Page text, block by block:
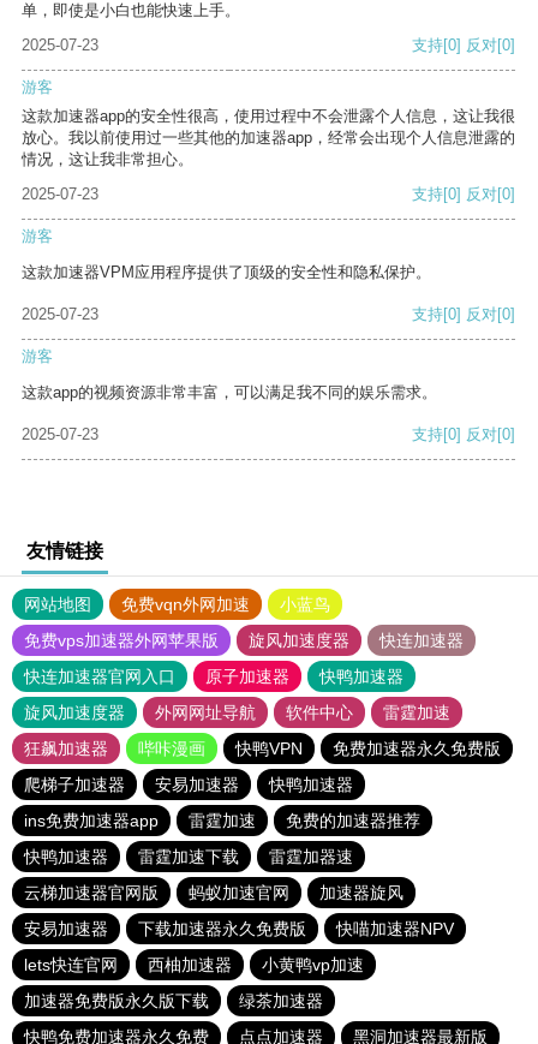
单，即使是小白也能快速上手。
2025-07-23
支持[0] 反对[0]
游客
这款加速器app的安全性很高，使用过程中不会泄露个人信息，这让我很
放心。我以前使用过一些其他的加速器app，经常会出现个人信息泄露的
情况，这让我非常担心。
2025-07-23
支持[0] 反对[0]
游客
这款加速器VPM应用程序提供了顶级的安全性和隐私保护。
2025-07-23 支持[0] 反对[0]
游客
这款app的视频资源非常丰富，可以满足我不同的娱乐需求。
2025-07-23 支持[0] 反对[0]
友情链接
网站地图 免费vqn外网加速
小蓝鸟
免费vps加速器外网苹果版
旋风加速度器
快连加速器
快连加速器官网入口
原子加速器
快鸭加速器
旋风加速度器
外网网址导航 软件中心
雷霆加速
狂飙加速器
哔咔漫画 快鸭VPN
免费加速器永久免费版
爬梯子加速器
安易加速器
快鸭加速器
ins免费加速器app
雷霆加速
免费的加速器推荐
快鸭加速器
雷霆加速下载
雷霆加器速
云梯加速器官网版
蚂蚁加速官网
加速器旋风
安易加速器
下载加速器永久免费版
快喵加速器NPV
lets快连官网
西柚加速器
小黄鸭vp加速
加速器免费版永久版下载
绿茶加速器
快鸭免费加速器永久免费
点点加速器 黑洞加速器最新版